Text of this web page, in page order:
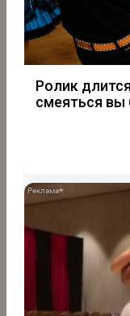
Ролик
смеяться вы